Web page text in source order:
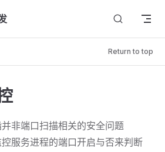
Return to top
非端口扫描相关的安全问题
服务进程的端口开启与否来判断